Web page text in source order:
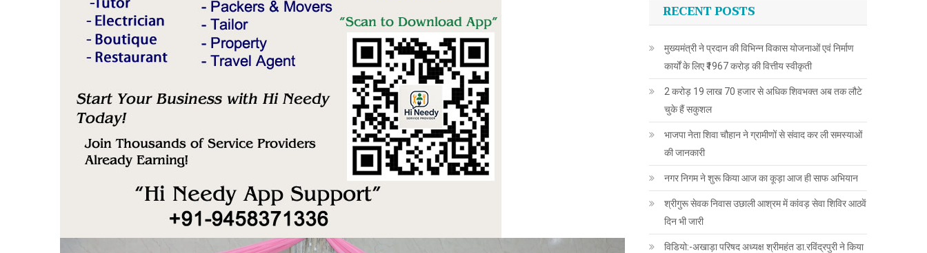
RECENT POSTS
मुख्यमंत्री ने प्रदान की विभिन्न विकास योजनाओं एवं निर्माण
कार्यों के लिए ₹1967 करोड़ की वित्तीय स्वीकृती
2 करोड़ 19 लाख 70 हजार से अधिक शिवभक्त अब तक लौटे
चुके हैं सकुशल
भाजपा नेता शिवा चौहान ने ग्रामीणों से संवाद कर ली समस्याओं
की जानकारी
नगर निगम ने शुरू किया आज का कूड़ा आज ही साफ अभियान
श्रीगुरू सेवक निवास उछाली आश्रम में कांवड़ सेवा शिविर आठवें
दिन भी जारी
विडियो:-अखाड़ा परिषद अध्यक्ष श्रीमहंत डा.रविंद्रपुरी ने किया